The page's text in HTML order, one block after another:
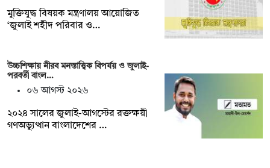
মুক্তিযুদ্ধ বিষয়ক মন্ত্রণালয় আয়োজিত
‘জুলাই শহীদ পরিবার ও…
উচ্চশিক্ষায় নীরব মনস্তাত্ত্বিক বিপর্যয় ও জুলাই-
পরবর্তী বাংল…
০৬ আগস্ট ২০২৬
২০২৪ সালের জুলাই-আগস্টের রক্তক্ষয়ী
গণঅভ্যুত্থান বাংলাদেশের …